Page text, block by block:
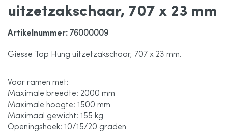
uitzetzakschaar, 707 x 23 mm
Artikelnummer: 76000009
Giesse Top Hung uitzetzakschaar, 707 x 23 mm.
Voor ramen met:
Maximale breedte: 2000 mm
Maximale hoogte: 1500 mm
Maximaal gewicht: 155 kg
Openingshoek: 10/15/20 graden
van
gallerij